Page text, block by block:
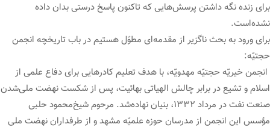
برای زنده نگه داشتن پرسش‌هایی که تاکنون پاسخ درستی بدان داده
نشده‌است.
برای ورود به بحث ناگزیر از مقدمه‌ای مطوّل هستیم در باب تاریخچه انجمن
حجتیّه:
‌ انجمن خیریّه حجتیّه مهدویّه، با هدف تعلیم کادرهایی برای دفاع علمی از
اسلام و تشیع در برابر چالش الهیاتی بهائیت، پس از شکست نهضت ملی‌شدن
صنعت نفت در مرداد ۱۳۳۲، بنیان نهاده‌شد. مرحوم شیخ‌محمود حلبی
مؤسس این انجمن از مدرسان حوزه علمیّه مشهد و از طرفداران نهضت ملی